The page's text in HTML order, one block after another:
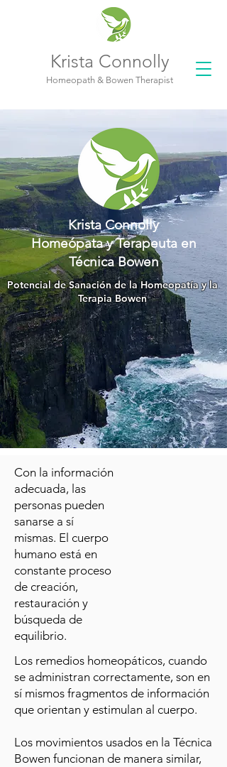
Krista Connolly
Homeopath & Bowen Therapist
Krista Connolly
Homeópata y Terapeuta en
Técnica Bowen
Potencial de Sanación de la Homeopatía y la
Terapia Bowen
Con la información
adecuada, las
personas pueden
sanarse a sí
mismas. El cuerpo
humano está en
constante proceso
de creación,
restauración y
búsqueda de
equilibrio.
Los remedios homeopáticos, cuando
se administran correctamente, son en
sí mismos fragmentos de información
que orientan y estimulan al cuerpo.
Los movimientos usados en la Técnica
Bowen funcionan de manera similar,